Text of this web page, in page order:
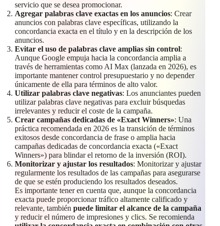
servicio que se desea promocionar.
Agregar palabras clave exactas en los anuncios: Crear
anuncios con palabras clave específicas, utilizando la
concordancia exacta en el título y en la descripción de los
anuncios.
Evitar el uso de palabras clave amplias sin control:
Aunque Google empuja hacia la concordancia amplia a
través de herramientas como AI Max (lanzada en 2026), es
importante mantener control presupuestario y no depender
únicamente de ella para términos de alto valor.
Utilizar palabras clave negativas: Los anunciantes pueden
utilizar palabras clave negativas para excluir búsquedas
irrelevantes y reducir el coste de la campaña.
Crear campañas dedicadas de «Exact Winners»: Una
práctica recomendada en 2026 es la transición de términos
exitosos desde concordancia de frase o amplia hacia
campañas dedicadas de concordancia exacta («Exact
Winners») para blindar el retorno de la inversión (ROI).
Monitorizar y ajustar los resultados: Monitorizar y ajustar
regularmente los resultados de las campañas para asegurarse
de que se estén produciendo los resultados deseados.
Es importante tener en cuenta que, aunque la concordancia
exacta puede proporcionar tráfico altamente calificado y
relevante, también puede limitar el alcance de la campaña
y reducir el número de impresiones y clics. Se recomienda